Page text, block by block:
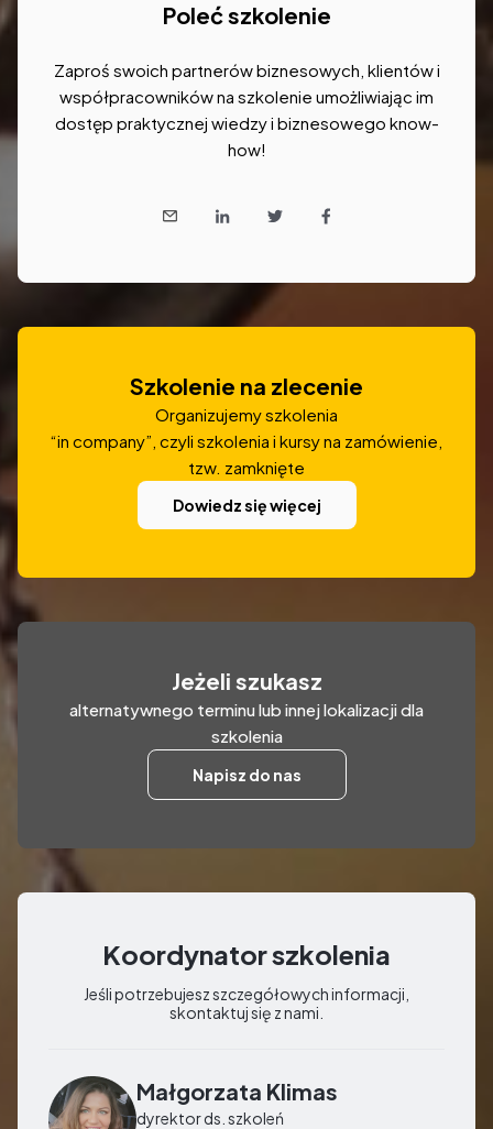
Poleć szkolenie
Zaproś swoich partnerów biznesowych, klientów i
współpracowników na szkolenie umożliwiając im
dostęp praktycznej wiedzy i biznesowego know-
how!
Szkolenie na zlecenie
Organizujemy szkolenia
“in company”, czyli szkolenia i kursy na zamówienie,
tzw. zamknięte
Dowiedz się więcej
Jeżeli szukasz
alternatywnego terminu lub innej lokalizacji dla
szkolenia
Napisz do nas
Koordynator szkolenia
Jeśli potrzebujesz szczegółowych informacji,
skontaktuj się z nami.
Małgorzata Klimas
dyrektor ds. szkoleń